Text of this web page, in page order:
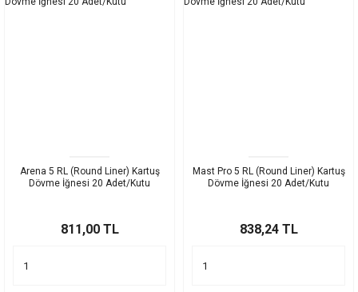
Arena 5 RL (Round Liner) Kartuş
Dövme İğnesi 20 Adet/Kutu
811,00 TL
Mast Pro 5 RL (Round Liner) Kartuş
Dövme İğnesi 20 Adet/Kutu
838,24 TL